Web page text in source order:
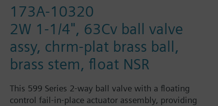
173A-10320
2W 1-1/4", 63Cv ball valve
assy, chrm-plat brass ball,
brass stem, float NSR
This 599 Series 2-way ball valve with a floating
control fail-in-place actuator assembly, providing